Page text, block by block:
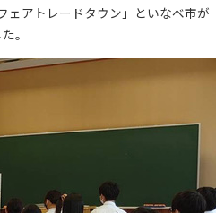
ェアトレードタウン」といなべ市が
。